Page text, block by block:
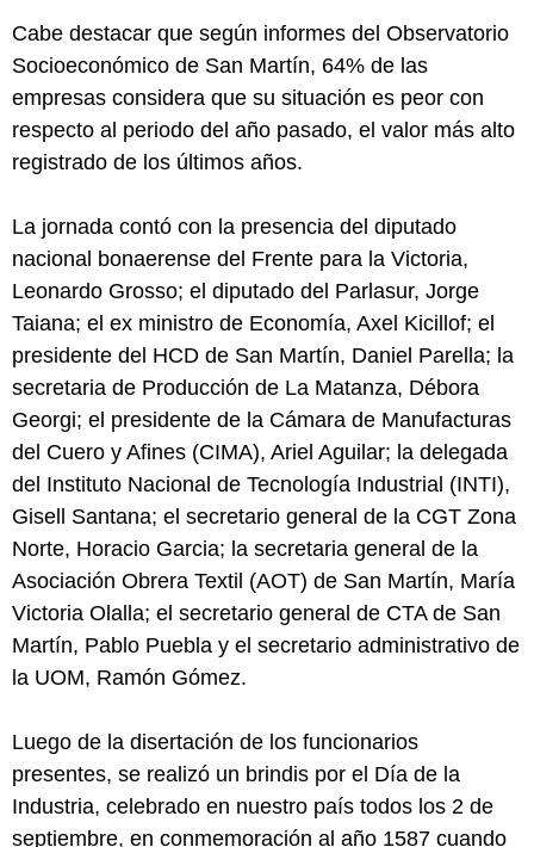
Cabe destacar que según informes del Observatorio
Socioeconómico de San Martín, 64% de las
empresas considera que su situación es peor con
respecto al periodo del año pasado, el valor más alto
registrado de los últimos años.
La jornada contó con la presencia del diputado
nacional bonaerense del Frente para la Victoria,
Leonardo Grosso; el diputado del Parlasur, Jorge
Taiana; el ex ministro de Economía, Axel Kicillof; el
presidente del HCD de San Martín, Daniel Parella; la
secretaria de Producción de La Matanza, Débora
Georgi; el presidente de la Cámara de Manufacturas
del Cuero y Afines (CIMA), Ariel Aguilar; la delegada
del Instituto Nacional de Tecnología Industrial (INTI),
Gisell Santana; el secretario general de la CGT Zona
Norte, Horacio Garcia; la secretaria general de la
Asociación Obrera Textil (AOT) de San Martín, María
Victoria Olalla; el secretario general de CTA de San
Martín, Pablo Puebla y el secretario administrativo de
la UOM, Ramón Gómez.
Luego de la disertación de los funcionarios
presentes, se realizó un brindis por el Día de la
Industria, celebrado en nuestro país todos los 2 de
septiembre, en conmemoración al año 1587 cuando